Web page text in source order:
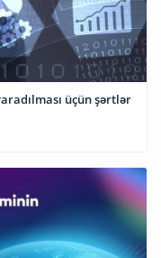
üçün şərtlər